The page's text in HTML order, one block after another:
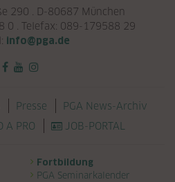
290 . D-80687 München
0 . Telefax: 089-179588 29
info@pga.de
Presse
PGA News-Archiv
A PRO JOB-PORTAL
Fortbildung
PGA Seminarkalender